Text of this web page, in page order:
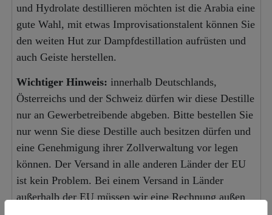
und Hydrolate destillieren möchten ist die Arabia eine
gute Wahl, mit etwas Improvisationstalent können Sie
den weiten Hut zur Dampfdestillation aufrüsten und
auch Geiste herstellen.
Wichtiger Hinweis: innerhalb Deutschlands,
Österreichs und der Schweiz dürfen wir diese Destille
nur an Gewerbetreibende abgeben. Bitte bestellen Sie
nur wenn Sie diese Destille auch besitzen dürfen und
eine Genehmigung ihrer Zollverwaltung vor legen
können. Der Versand in alle anderen Länder der EU
ist kein Problem. Bei einem Versand in Länder
außerhalb der EU müssen wir eine Rechnung außen